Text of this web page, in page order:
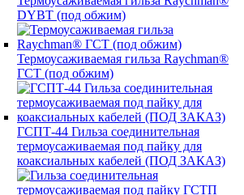
DYBT (под обжим)
Термоусаживаемая гильза Raychman®
ГСТ (под обжим)
ГСПТ-44 Гильза соединительная
термоусаживаемая под пайку для
коаксиальных кабелей (ПОД ЗАКАЗ)